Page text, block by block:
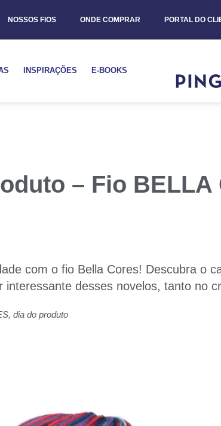
NOSSOS FIOS ONDE COMPRAR PORTAL DO
INSPIRAÇÕES E-BOOKS
– Fio BELLA
com o fio Bella Cores! Descubra o
interessante desses novelos, tanto no
, dia do produto